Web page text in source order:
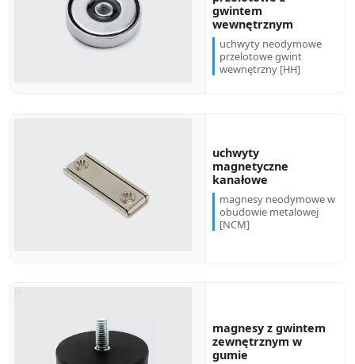
gwintem
wewnętrznym
uchwyty neodymowe
przelotowe gwint
wewnętrzny [HH]
uchwyty
magnetyczne
kanałowe
magnesy neodymowe w
obudowie metalowej
[NCM]
magnesy z gwintem
zewnętrznym w
gumie